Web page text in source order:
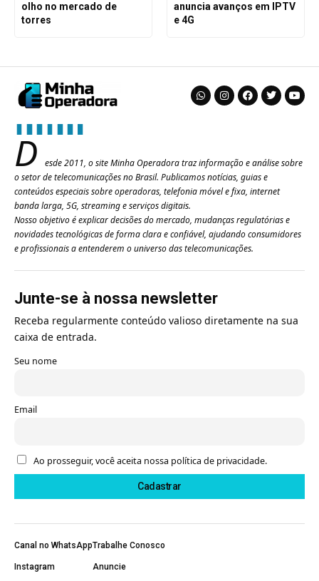
olho no mercado de
torres
anuncia avanços em IPTV
e 4G
D
esde 2011, o site Minha Operadora traz informação e análise sobre
o setor de telecomunicações no Brasil. Publicamos notícias, guias e
conteúdos especiais sobre operadoras, telefonia móvel e fixa, internet
banda larga, 5G, streaming e serviços digitais.
Nosso objetivo é explicar decisões do mercado, mudanças regulatórias e
novidades tecnológicas de forma clara e confiável, ajudando consumidores
e profissionais a entenderem o universo das telecomunicações.
Junte-se à nossa newsletter
Receba regularmente conteúdo valioso diretamente na sua
caixa de entrada.
Seu nome
Email
Ao prosseguir, você aceita nossa política de privacidade.
Canal no WhatsApp
Instagram
Trabalhe Conosco
Anuncie